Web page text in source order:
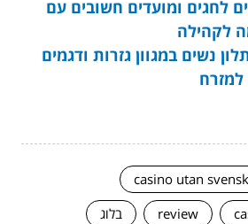
לחגים ומועדים חשובים עם
לקהילה
נשים במגוון גזרות ודגמים
למזרח
casino utan
review
בלוג